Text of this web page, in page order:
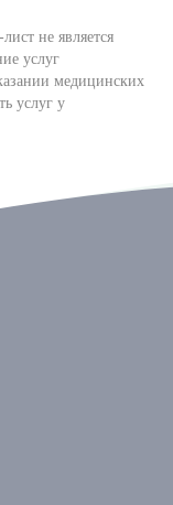
не является
услуг
медицинских
услуг у